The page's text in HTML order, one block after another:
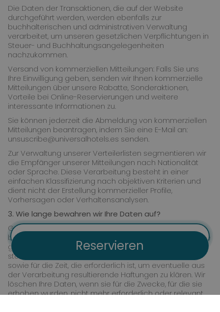
Die Daten der Transaktionen, die auf der Website
durchgeführt werden, werden ebenfalls zur
buchhalterischen und administrativen Verwaltung
verarbeitet, um unseren gesetzlichen Verpflichtungen in
Steuer- und Buchhaltungsangelegenheiten
nachzukommen.
Versand von kommerziellen Mitteilungen: Falls Sie uns
Ihre Einwilligung geben, senden wir Ihnen kommerzielle
Mitteilungen über unsere Rabatte, Sonderaktionen,
Vorteile bei Online-Reservierungen und weitere
interessante Informationen zu.
Sie können jederzeit die Abmeldung von kommerziellen
Mitteilungen beantragen, indem Sie eine E-Mail an:
unsuscribe@universalhotels.es senden.
Zur Verwaltung unserer Verteilerlisten segmentieren wir
die Empfänger unserer Mitteilungen nach Nationalität
oder Sprache. Diese Verarbeitung besteht in einer
einfachen Klassifizierung nach objektiven Kriterien und
dient nicht der Erstellung kommerzieller Profile,
Vorhersagen oder Verhaltensanalysen.
3. Wie lange bewahren wir Ihre Daten auf?
Generell speichern wir Ihre Daten für die Dauer der
bestehenden Beziehung mit uns und in jedem Fall für die
gesetzlich vorgeschriebenen Fristen, beispielsweise in
steuerlichen und buchhalterischen Angelegenheiten,
sowie für die Zeit, die erforderlich ist, um eventuelle aus
der Verarbeitung resultierende Haftungen zu klären. Wir
löschen Ihre Daten, wenn sie für die Zwecke, für die sie
erhoben wurden, nicht mehr erforderlich oder relevant
Flug + Hotel
Reservieren